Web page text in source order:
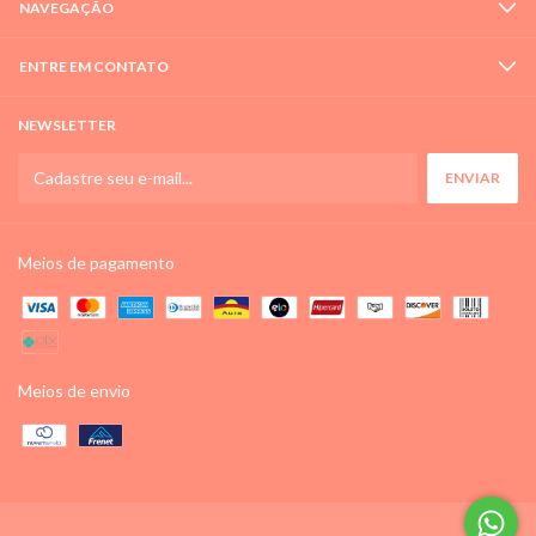
NAVEGAÇÃO
ENTRE EM CONTATO
NEWSLETTER
Meios de pagamento
Meios de envio